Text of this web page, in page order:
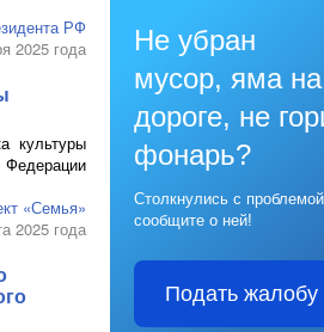
РФ
2025 года
культуры
«Семья»
2025 года
Не убран
мусор, яма на
дороге, не
фонарь?
Столкнулись с
сообщите о ней!
Подать жалобу